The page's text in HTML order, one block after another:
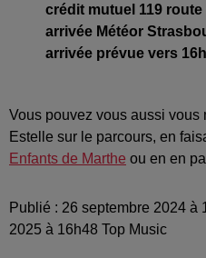
crédit mutuel 119
arrivée Météor
arrivée prévue vers
Vous pouvez vous aussi
Estelle sur le parcours, en
Enfants de Marthe ou en en
Publié : 26 septembre 2024 à
2025 à 16h48 Top Music